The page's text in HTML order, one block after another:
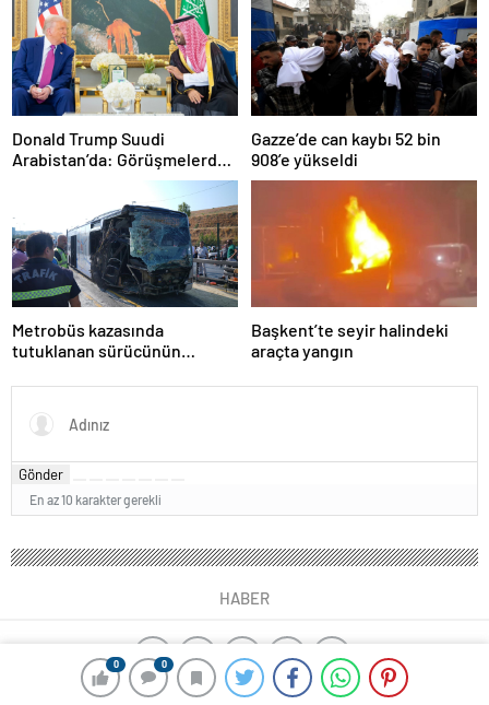
0 0
Donald Trump Suudi
Arabistan’da: Görüşmelerde
Gazze’de can kaybı 52 bin
908’e yükseldi
Metrobüs kazasında
tutuklanan sürücünün
Başkent’te seyir halindeki
araçta yangın
Gönder
En az 10 karakter gerekli
HABER